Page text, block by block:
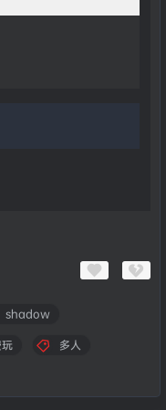
shadow
多人